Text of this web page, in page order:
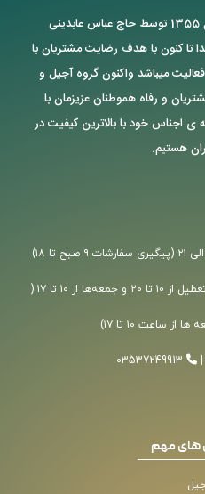
آجیل و خشکبار عابدینی در سال 1355 توسط حاج عباس عابدینی
تا کنون با هدف رضایت مشتریان با
میباشد واکنون گروه آجیل و
و رفاه هموطنان عزیزمان با
ی اجناس خود با بالاترین کیفیت در
هستیم.
ارسال سفارشات یزد بجز روزهای تعطیل از ۱۰ تا ۲۰ و جمعه‌ها از ۱۰ تا ۱۷ (
ساعت ۱۰ تا ۱۷)
03537249913
های مهم